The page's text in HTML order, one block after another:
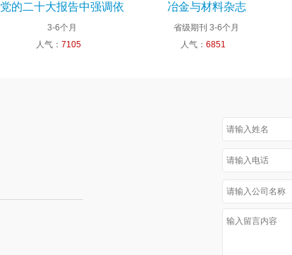
党的二十大报告中强调依
法保护知识产权
3-6个月
人气： 7105
冶金与材料杂志
省级期刊 3-6个月
人气： 6851